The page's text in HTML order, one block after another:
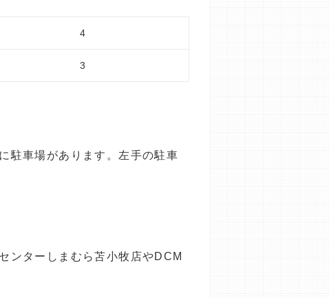
4
3
駐車場があります。左手の駐車
ンターしまむら苫小牧店やDCM